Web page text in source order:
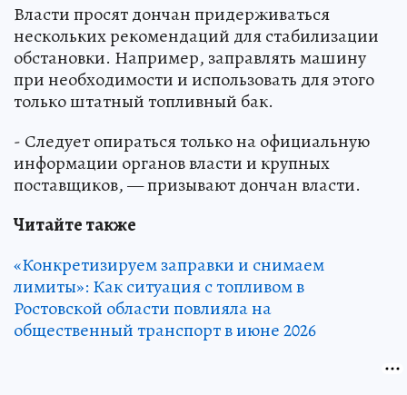
Власти просят дончан придерживаться
нескольких рекомендаций для стабилизации
обстановки. Например, заправлять машину
при необходимости и использовать для этого
только штатный топливный бак.
- Следует опираться только на официальную
информации органов власти и крупных
поставщиков, — призывают дончан власти.
Читайте также
«Конкретизируем заправки и снимаем
лимиты»: Как ситуация с топливом в
Ростовской области повлияла на
общественный транспорт в июне 2026